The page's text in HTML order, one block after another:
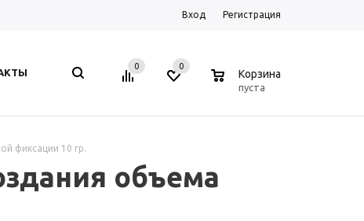
Вход Регистрация
0 0
Корзина
пуста
фиксации 10 гр.
объема